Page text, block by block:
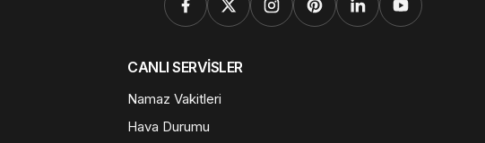
CANLI SERVİSLER
Namaz Vakitleri
Hava Durumu